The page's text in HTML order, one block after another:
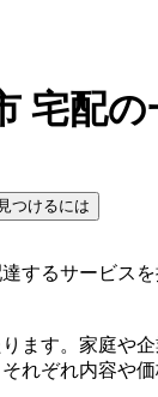
宅配の
つけるには
するサービス
ます。家庭や
れぞれ内容や